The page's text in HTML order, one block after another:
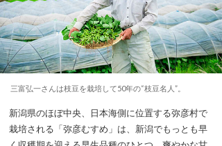
三富弘一さんは枝豆を栽培して50年の“枝豆名人”。
新潟県のほぼ中央、日本海側に位置する弥彦村で
栽培される「弥彦むすめ」は、新潟でもっとも早